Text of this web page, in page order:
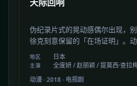
伪纪录片式的晃动感偶尔出现，
徐克刻意保留的「在场证明」。
实。
地区 日本
主演
全度妍 / 赵丽颖 / 提莫西·查拉
动漫 ·2018 · 电视剧